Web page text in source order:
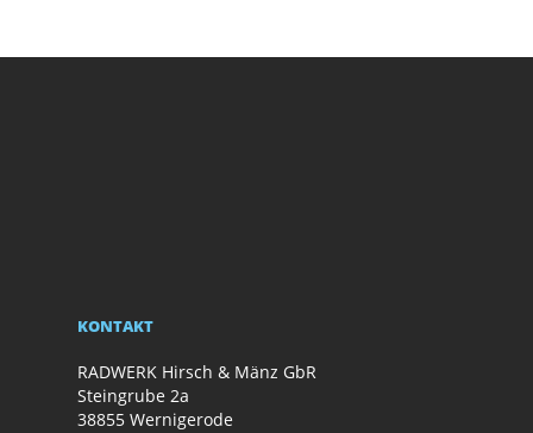
KONTAKT
RADWERK Hirsch & Mänz GbR
Steingrube 2a
38855 Wernigerode